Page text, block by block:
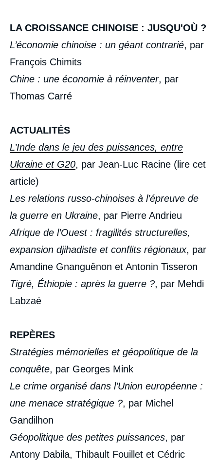
LA CROISSANCE CHINOISE : JUSQU'OÙ ?
L’économie chinoise : un géant contrarié, par
François Chimits
Chine : une économie à réinventer, par
Thomas Carré
ACTUALITÉS
L’Inde dans le jeu des puissances, entre
Ukraine et G20, par Jean-Luc Racine (lire cet
article)
Les relations russo-chinoises à l’épreuve de
la guerre en Ukraine, par Pierre Andrieu
Afrique de l’Ouest : fragilités structurelles,
expansion djihadiste et conflits régionaux, par
Amandine Gnanguênon et Antonin Tisseron
Tigré, Éthiopie : après la guerre ?, par Mehdi
Labzaé
REPÈRES
Stratégies mémorielles et géopolitique de la
conquête, par Georges Mink
Le crime organisé dans l’Union européenne :
une menace stratégique ?, par Michel
Gandilhon
Géopolitique des petites puissances, par
Antony Dabila, Thibault Fouillet et Cédric
juin 2023.
Copier